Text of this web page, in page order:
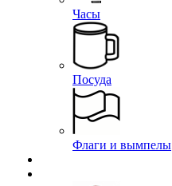
Часы
Посуда
Флаги и вымпелы